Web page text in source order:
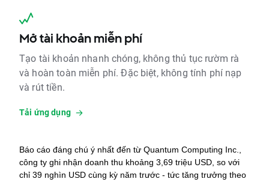
Mở tài khoản miễn phí
Tạo tài khoản nhanh chóng, không thủ tục rườm rà
và hoàn toàn miễn phí. Đặc biệt, không tính phí nạp
và rút tiền.
Tải ứng dụng
Báo cáo đáng chú ý nhất đến từ Quantum Computing Inc.,
công ty ghi nhận doanh thu khoảng 3,69 triệu USD, so với
chỉ 39 nghìn USD cùng kỳ năm trước - tức tăng trưởng theo